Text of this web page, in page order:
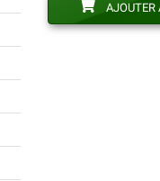
AJOUTER